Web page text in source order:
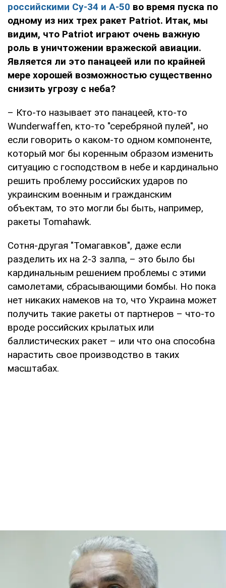
российскими Су-34 и А-50 во время пуска по
одному из них трех ракет Patriot. Итак, мы
видим, что Patriot играют очень важную
роль в уничтожении вражеской авиации.
Является ли это панацеей или по крайней
мере хорошей возможностью существенно
снизить угрозу с неба?
– Кто-то называет это панацеей, кто-то
Wunderwaffen, кто-то "серебряной пулей", но
если говорить о каком-то одном компоненте,
который мог бы коренным образом изменить
ситуацию с господством в небе и кардинально
решить проблему российских ударов по
украинским военным и гражданским
объектам, то это могли бы быть, например,
ракеты Tomahawk.
Сотня-другая "Томагавков", даже если
разделить их на 2-3 залпа, – это было бы
кардинальным решением проблемы с этими
самолетами, сбрасывающими бомбы. Но пока
нет никаких намеков на то, что Украина может
получить такие ракеты от партнеров – что-то
вроде российских крылатых или
баллистических ракет – или что она способна
нарастить свое производство в таких
масштабах.